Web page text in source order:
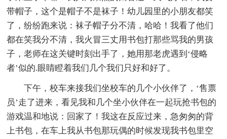
带帽子，这个是帽子不是袜子！幼儿园里的小朋友都笑
了，纷纷跑来说：袜子帽子分不清，哈哈！我看了他们
都在笑我分不清，我火冒三丈用书包打那些骂我的男孩
子，老师在这关键时刻出手了，她用那老虎遇到‘侵略
者’似的.眼睛瞪着我们几个我们只好和好了。
下午，校车来接我们坐校车的几个小伙伴了，‘售票
员’走了进来，看见我和几个坐小伙伴在一起玩抢书包的
游戏温和地说：回家了！我这在反应过来，急匆匆的背
上书包，在车上我从书包那玩偶的时候发现我书包里空